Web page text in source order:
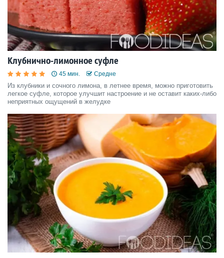
Клубнично-лимонное суфле
45 мин. Средне
Из клубники и сочного лимона, в летнее время, можно приготовить
легкое суфле, которое улучшит настроение и не оставит каких-либо
неприятных ощущений в желудке